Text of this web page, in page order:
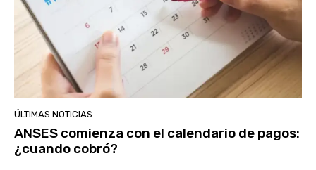
ÚLTIMAS NOTICIAS
ANSES comienza con el calendario de pagos:
¿cuando cobró?